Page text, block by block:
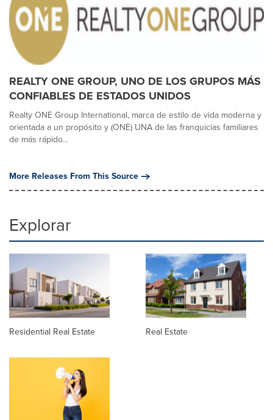
REALTY ONE GROUP, UNO DE LOS GRUPOS MÁS
CONFIABLES DE ESTADOS UNIDOS
Realty ONE Group International, marca de estilo de vida moderna y
orientada a un propósito y (ONE) UNA de las franquicias familiares
de más rápido...
More Releases From This Source
Explorar
Residential Real Estate Real Estate